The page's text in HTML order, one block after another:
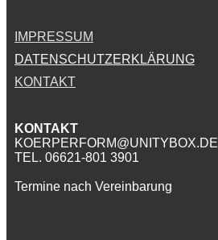
IMPRESSUM
DATENSCHUTZERKLÄRUNG
KONTAKT
KONTAKT
KOERPERFORM@UNITYBOX.DE
TEL. 06621-801 3901
Termine nach Vereinbarung